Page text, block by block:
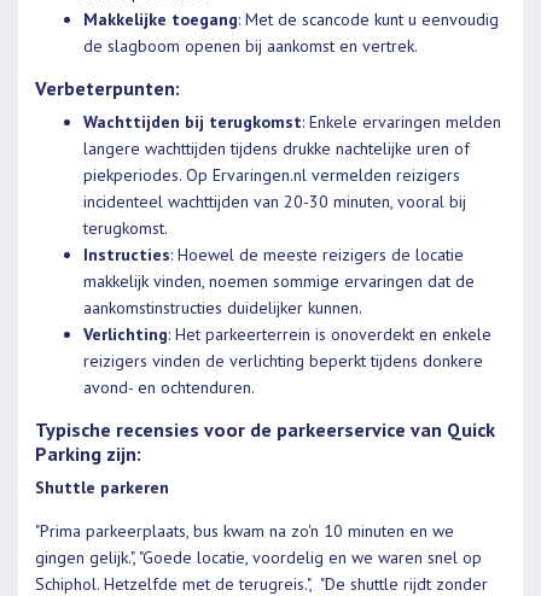
Makkelijke toegang: Met de scancode kunt u eenvoudig
de slagboom openen bij aankomst en vertrek.
Verbeterpunten:
Wachttijden bij terugkomst: Enkele ervaringen melden
langere wachttijden tijdens drukke nachtelijke uren of
piekperiodes. Op Ervaringen.nl vermelden reizigers
incidenteel wachttijden van 20-30 minuten, vooral bij
terugkomst.
Instructies: Hoewel de meeste reizigers de locatie
makkelijk vinden, noemen sommige ervaringen dat de
aankomstinstructies duidelijker kunnen.
Verlichting: Het parkeerterrein is onoverdekt en enkele
reizigers vinden de verlichting beperkt tijdens donkere
avond- en ochtenduren.
Typische recensies voor de parkeerservice van Quick
Parking zijn:
Shuttle parkeren
"Prima parkeerplaats, bus kwam na zo'n 10 minuten en we
gingen gelijk.", "Goede locatie, voordelig en we waren snel op
Schiphol. Hetzelfde met de terugreis.", "De shuttle rijdt zonder